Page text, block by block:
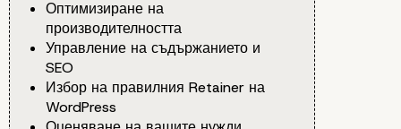
Оптимизиране на
производителността
Управление на съдържанието и
SEO
Избор на правилния Retainer на
WordPress